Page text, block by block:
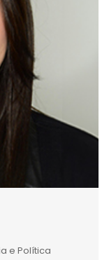
e Política